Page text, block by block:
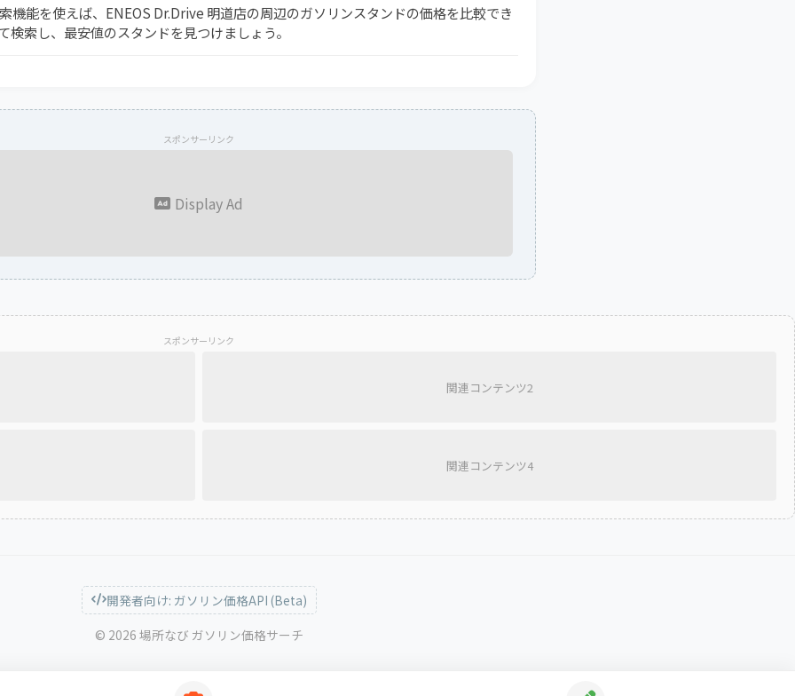
機能を使えば、ENEOS Dr.Drive 明道店の周辺のガソリンスタンドの価格を比較でき
検索し、最安値のスタンドを見つけましょう。
スポンサーリンク
Display Ad
スポンサーリンク
関連コンテンツ2
関連コンテンツ4
開発者向け: ガソリン価格API (Beta)
© 2026 場所なび ガソリン価格サーチ